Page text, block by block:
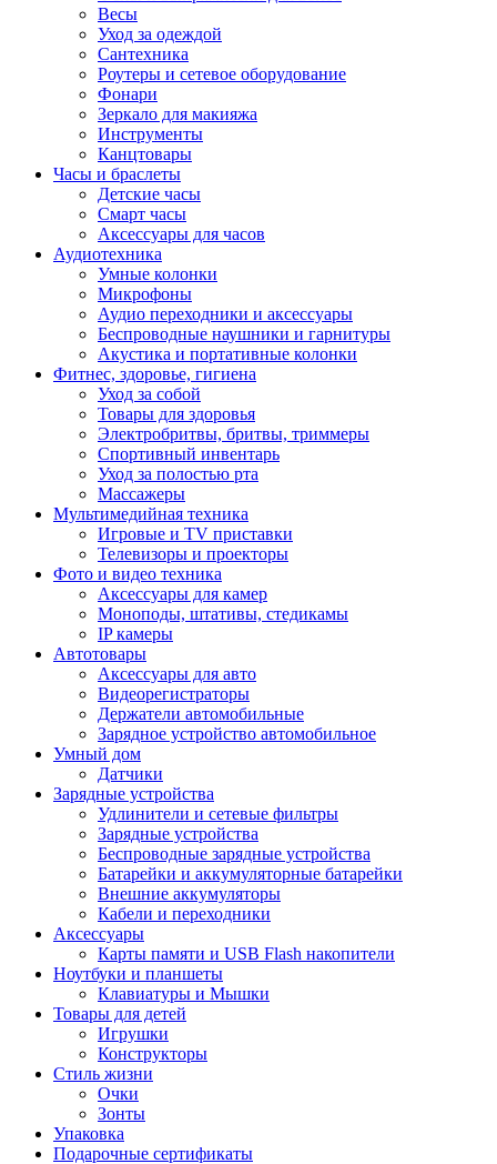
Весы
Уход за одеждой
Сантехника
Роутеры и сетевое оборудование
Фонари
Зеркало для макияжа
Инструменты
Канцтовары
Часы и браслеты
Детские часы
Смарт часы
Аксессуары для часов
Аудиотехника
Умные колонки
Микрофоны
Аудио переходники и аксессуары
Беспроводные наушники и гарнитуры
Акустика и портативные колонки
Фитнес, здоровье, гигиена
Уход за собой
Товары для здоровья
Электробритвы, бритвы, триммеры
Спортивный инвентарь
Уход за полостью рта
Массажеры
Мультимедийная техника
Игровые и TV приставки
Телевизоры и проекторы
Фото и видео техника
Аксессуары для камер
Моноподы, штативы, стедикамы
IP камеры
Автотовары
Аксессуары для авто
Видеорегистраторы
Держатели автомобильные
Зарядное устройство автомобильное
Умный дом
Датчики
Зарядные устройства
Удлинители и сетевые фильтры
Зарядные устройства
Беспроводные зарядные устройства
Батарейки и аккумуляторные батарейки
Внешние аккумуляторы
Кабели и переходники
Аксессуары
Карты памяти и USB Flash накопители
Ноутбуки и планшеты
Клавиатуры и Мышки
Товары для детей
Игрушки
Конструкторы
Стиль жизни
Очки
Зонты
Упаковка
Подарочные сертификаты